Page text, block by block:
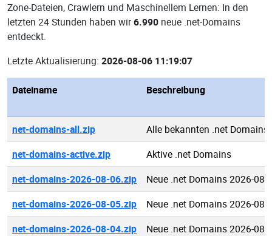
Zone-Dateien, Crawlern und Maschinellem Lernen: In den
letzten 24 Stunden haben wir6.990 neue .net-Domains
entdeckt.
Letzte Aktualisierung: 2026-08-06 11:19:07
Dateiname Beschreibung
net-domains-all.zip
Alle bekannten .net Domains
net-domains-active.zip
Aktive .net Domains
net-domains-2026-08-06.zip
Neue .net Domains 2026-08-
net-domains-2026-08-05.zip
Neue .net Domains 2026-08-
net-domains-2026-08-04.zip
Neue .net Domains 2026-08-